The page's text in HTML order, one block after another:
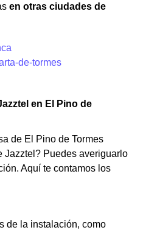
en otras ciudades de
de-tormes
en El Pino de
de El Pino de Tormes
Jazztel? Puedes averiguarlo
Aquí te contamos los
de la instalación, como